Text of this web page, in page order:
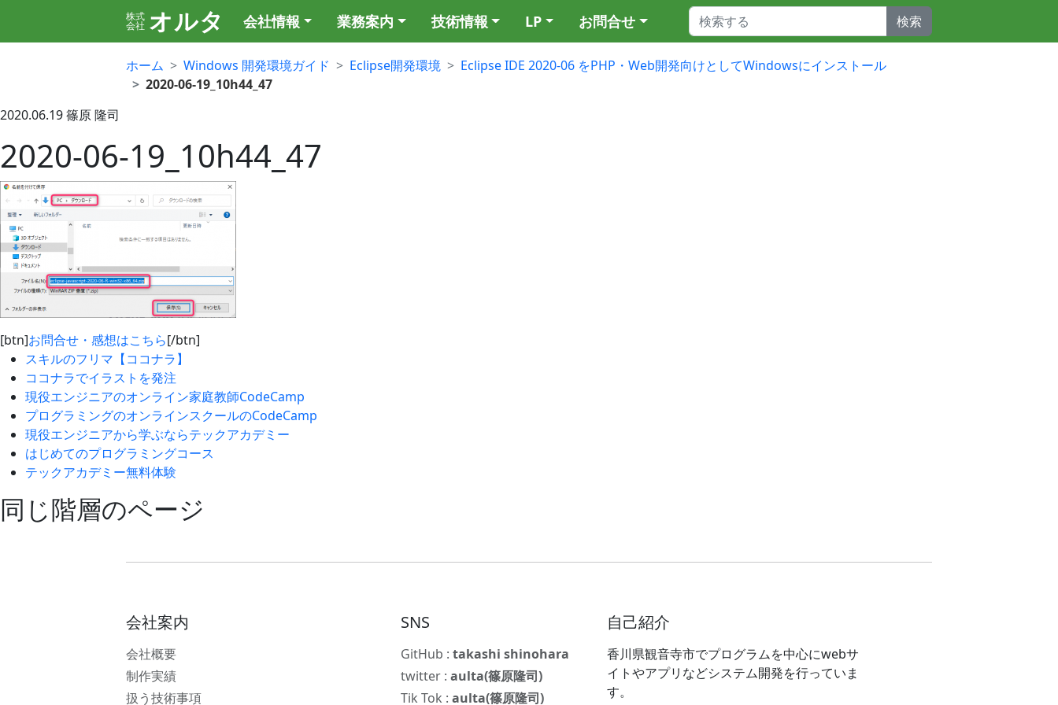
株式
会社 オルタ 会社情報 業務案内 技術情報 LP お問合せ 検索
ホーム Windows 開発環境ガイド Eclipse開発環境
Eclipse IDE 2020-06 をPHP・Web開発向けとしてWindowsにインストール
2020-06-19_10h44_47
2020.06.19篠原 隆司
2020-06-19_10h44_47
[btn]お問合せ・感想はこちら[/btn]
スキルのフリマ【ココナラ】
ココナラでイラストを発注
現役エンジニアのオンライン家庭教師CodeCamp
プログラミングのオンラインスクールのCodeCamp
現役エンジニアから学ぶならテックアカデミー
はじめてのプログラミングコース
テックアカデミー無料体験
同じ階層のページ
会社案内
会社概要
制作実績
扱う技術事項
SNS
GitHub :takashi shinohara
twitter :aulta(篠原隆司)
Tik Tok :aulta(篠原隆司)
自己紹介
香川県観音寺市でプログラムを中心にwebサ
イトやアプリなどシステム開発を行っていま
す。